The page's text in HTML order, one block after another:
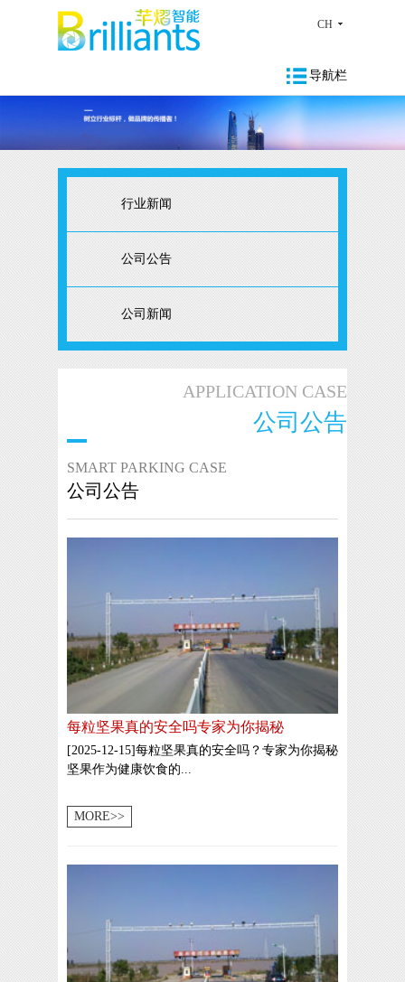
导航栏
CH
行业新闻
公司公告
公司新闻
APPLICATION CASE
公司公告
SMART PARKING CASE
公司公告
每粒坚果真的安全吗专家为你揭秘
[2025-12-15]每粒坚果真的安全吗？专家为你揭秘
坚果作为健康饮食的...
MORE>>